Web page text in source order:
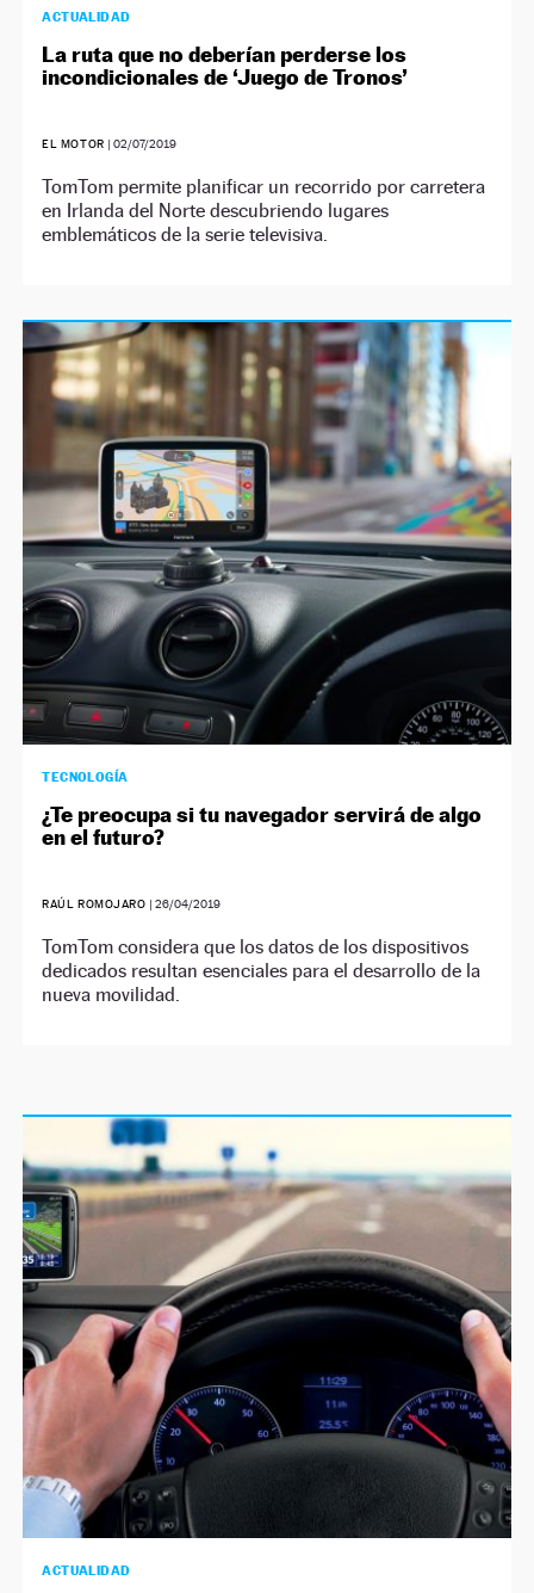
ACTUALIDAD
La ruta que no deberían perderse los
incondicionales de ‘Juego de Tronos’
EL MOTOR | 02/07/2019
TomTom permite planificar un recorrido por carretera
en Irlanda del Norte descubriendo lugares
emblemáticos de la serie televisiva.
TECNOLOGÍA
¿Te preocupa si tu navegador servirá de algo
en el futuro?
RAÚL ROMOJARO | 26/04/2019
TomTom considera que los datos de los dispositivos
dedicados resultan esenciales para el desarrollo de la
nueva movilidad.
ACTUALIDAD